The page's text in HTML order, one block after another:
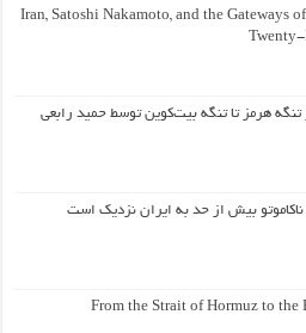
Iran, Satoshi Nakamoto, and the Gateways
تنگه هرمز تا تنگه بیت‌کوین توسط حمید رابعی
بیش از حد به ایران نزدیک است
From the Strait of Hormuz to